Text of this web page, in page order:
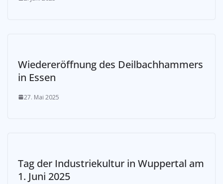
Wiedereröffnung des Deilbachhammers
in Essen
27. Mai 2025
Tag der Industriekultur in Wuppertal am
1. Juni 2025